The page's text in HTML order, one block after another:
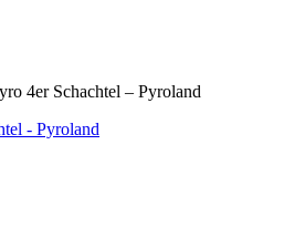
4er Schachtel – Pyroland